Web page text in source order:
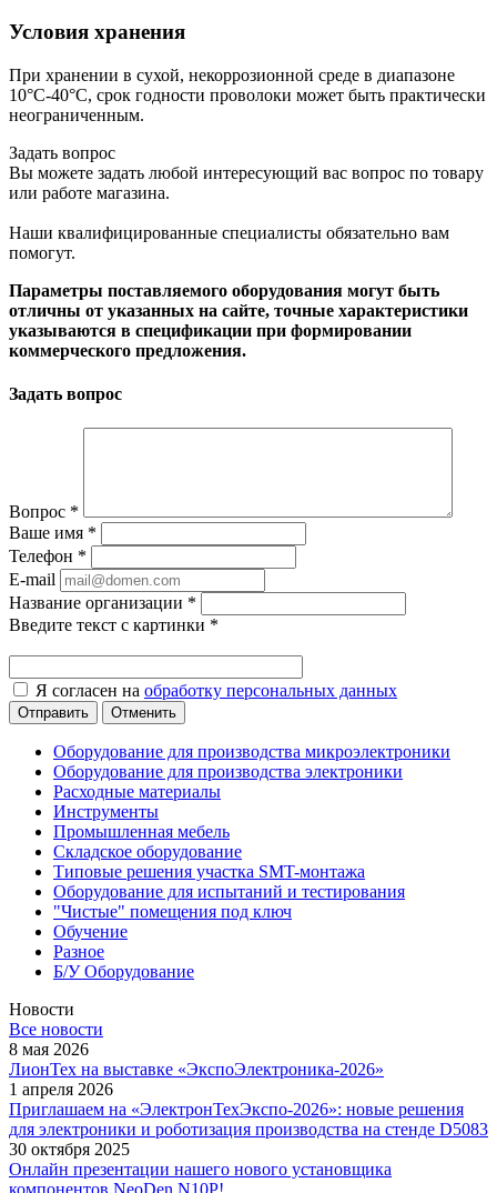
Условия хранения
При хранении в сухой, некоррозионной среде в диапазоне
10°C-40°C, срок годности проволоки может быть практически
неограниченным.
Задать вопрос
Вы можете задать любой интересующий вас вопрос по товару
или работе магазина.
Наши квалифицированные специалисты обязательно вам
помогут.
Параметры поставляемого оборудования могут быть
отличны от указанных на сайте, точные характеристики
указываются в спецификации при формировании
коммерческого предложения.
Задать вопрос
Вопрос *
Ваше имя *
Телефон *
E-mail
Название организации *
Введите текст с картинки *
Я согласен на обработку персональных данных
Отменить
Оборудование для производства микроэлектроники
Оборудование для производства электроники
Расходные материалы
Инструменты
Промышленная мебель
Складское оборудование
Типовые решения участка SMT-монтажа
Оборудование для испытаний и тестирования
"Чистые" помещения под ключ
Обучение
Разное
Б/У Оборудование
Новости
Все новости
8 мая 2026
ЛионТех на выставке «ЭкспоЭлектроника-2026»
1 апреля 2026
Приглашаем на «ЭлектронТехЭкспо-2026»: новые решения
для электроники и роботизация производства на стенде D5083
30 октября 2025
Онлайн презентации нашего нового установщика
компонентов NeoDen N10P!